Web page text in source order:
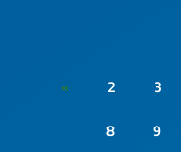
« 2 3
8
9